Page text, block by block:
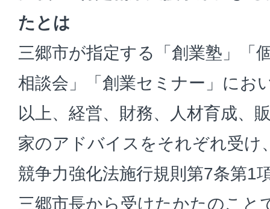
たとは
三郷市が指定する「創業塾」「
相談会」「創業セミナー」にお
以上、経営、財務、人材育成、
家のアドバイスをそれぞれ受け
競争力強化法施行規則第7条第1
三郷市長から受けたかたのこと